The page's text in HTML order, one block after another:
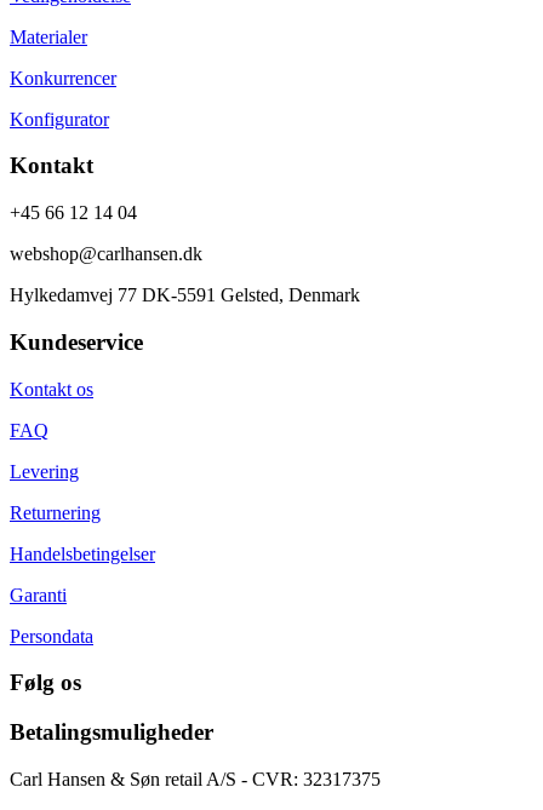
Materialer
Konkurrencer
Konfigurator
Kontakt
+45 66 12 14 04
webshop@carlhansen.dk
Hylkedamvej 77 DK-5591 Gelsted, Denmark
Kundeservice
Kontakt os
FAQ
Levering
Returnering
Handelsbetingelser
Garanti
Persondata
Følg os
Betalingsmuligheder
Carl Hansen & Søn retail A/S - CVR: 32317375